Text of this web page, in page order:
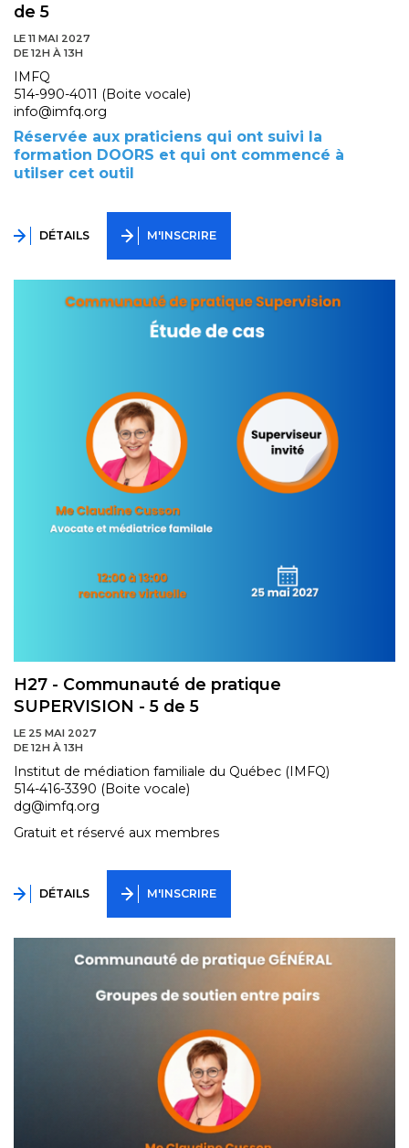
de 5
LE 11 MAI 2027
DE 12H À 13H
IMFQ
514-990-4011 (Boite vocale)
info@imfq.org
Réservée aux praticiens qui ont suivi la
formation DOORS et qui ont commencé à
utilser cet outil
DÉTAILS M'INSCRIRE
H27 - Communauté de pratique
SUPERVISION - 5 de 5
LE 25 MAI 2027
DE 12H À 13H
Institut de médiation familiale du Québec (IMFQ)
514-416-3390 (Boite vocale)
dg@imfq.org
Gratuit et réservé aux membres
DÉTAILS M'INSCRIRE